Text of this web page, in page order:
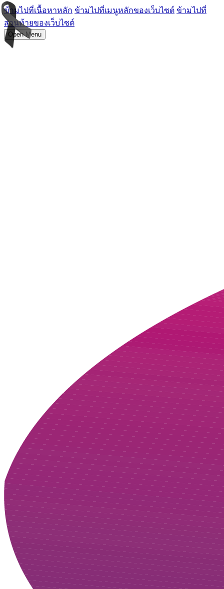
ข้ามไปที่เนื้อหาหลัก ข้ามไปที่เมนูหลักของเว็บไซต์ ข้ามไปที่
ส่วนท้ายของเว็บไซต์
Open Menu